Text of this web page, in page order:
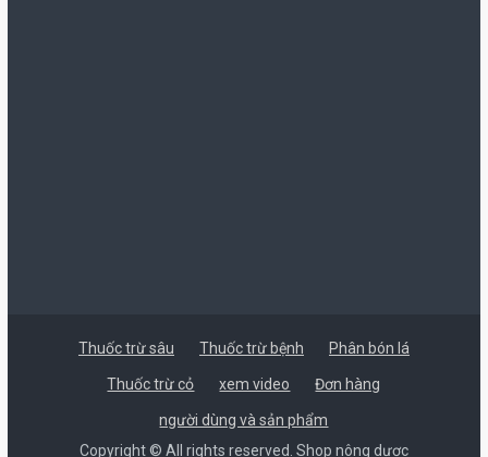
Thuốc trừ sâu Thuốc trừ bệnh Phân bón lá
Thuốc trừ cỏ xem video Đơn hàng
người dùng và sản phẩm
Copyright © All rights reserved. Shop nông dược